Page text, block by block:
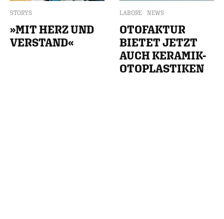
STORYS
»MIT HERZ UND
VERSTAND«
LABORE NEWS
OTOFAKTUR
BIETET JETZT
AUCH KERAMIK-
OTOPLASTIKEN